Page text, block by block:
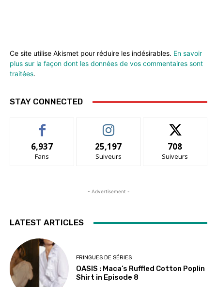
Ce site utilise Akismet pour réduire les indésirables. En savoir
plus sur la façon dont les données de vos commentaires sont
traitées.
STAY CONNECTED
6,937
Fans
25,197
Suiveurs
708
Suiveurs
- Advertisement -
LATEST ARTICLES
FRINGUES DE SÉRIES
OASIS : Maca’s Ruffled Cotton Poplin
Shirt in Episode 8